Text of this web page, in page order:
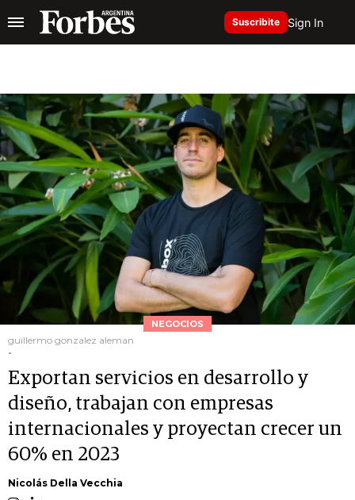
Suscribite Sign In
NEGOCIOS
guillermo gonzalez aleman
-
Exportan servicios en desarrollo y
diseño, trabajan con empresas
internacionales y proyectan crecer un
60% en 2023
Nicolás Della Vecchia